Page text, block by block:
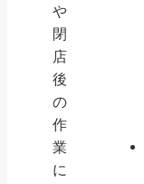
や
閉
店
後
の
作
業
に